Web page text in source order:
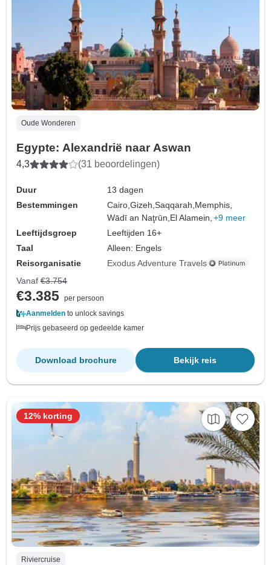
Oude Wonderen
Egypte: Alexandrië naar Aswan
4,3 (31 beoordelingen)
Duur
13 dagen
Bestemmingen
Cairo,Gizeh,Saqqarah, Memphis,
Wādī an Naţrūn, El Alamein, +9 meer
Leeftijdsgroep
Leeftijden 16+
Taal
Alleen: Engels
Reisorganisatie
Exodus Adventure Travels
Vanaf €3.754
€3.385 per persoon
Aanmelden to unlock savings
Prijs gebaseerd op gedeelde kamer
Bekijk reis
Download brochure
Riviercruise
12% korting